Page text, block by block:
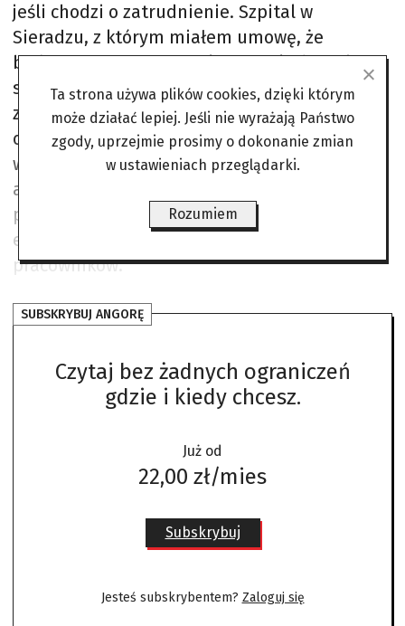
jeśli chodzi o zatrudnienie. Szpital w
Sieradzu, z którym miałem umowę, że
będę pracował przez 10 lat po zakończeniu
studiów, po prostu rozwiązał kontrakt. Nagle,
z dnia na dzień. Nie byłem wyjątkiem – takich
osób z mojego roku było bardzo
wiele. Oczywiście próbowałem znaleźć wyjście
awaryjne, ale wszelkie plany spaliły na
panewce, bo szpitale dokonywały redukcji
etatów, zamiast przyjmować nowych
pracowników.
SUBSKRYBUJ ANGORĘ
Czytaj bez żadnych ograniczeń
gdzie i kiedy chcesz.
Już od
22,00 zł/mies
Subskrybuj
Jesteś subskrybentem? Zaloguj się
Ta strona używa plików cookies, dzięki którym
może działać lepiej. Jeśli nie wyrażają Państwo
zgody, uprzejmie prosimy o dokonanie zmian
w ustawieniach przeglądarki.
Rozumiem